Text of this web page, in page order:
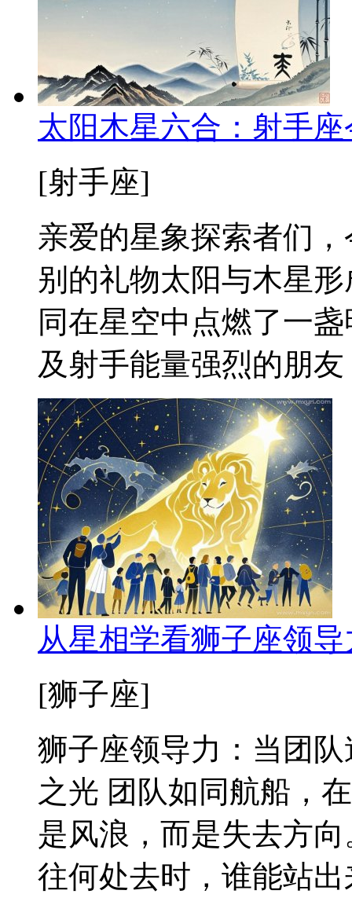
太阳木星六合：射手
[射手座]
亲爱的星象探索者们
别的礼物太阳与木星
同在星空中点燃了一
及射手能量强烈的朋
从星相学看狮子座领
[狮子座]
狮子座领导力：当团
之光 团队如同航船，
是风浪，而是失去方
往何处去时，谁能站